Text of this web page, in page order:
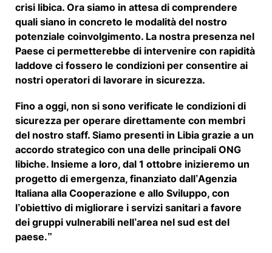
crisi libica. Ora siamo in attesa di comprendere
quali siano in concreto le modalità del nostro
potenziale coinvolgimento. La nostra presenza nel
Paese ci permetterebbe di intervenire con rapidità
laddove ci fossero le condizioni per consentire ai
nostri operatori di lavorare in sicurezza.
Fino a oggi, non si sono verificate le condizioni di
sicurezza per operare direttamente con membri
del nostro staff. Siamo presenti in Libia grazie a un
accordo strategico con una delle principali ONG
libiche. Insieme a loro, dal 1 ottobre inizieremo un
progetto di emergenza, finanziato dall’Agenzia
Italiana alla Cooperazione e allo Sviluppo, con
l’obiettivo di migliorare i servizi sanitari a favore
dei gruppi vulnerabili nell’area nel sud est del
paese.”